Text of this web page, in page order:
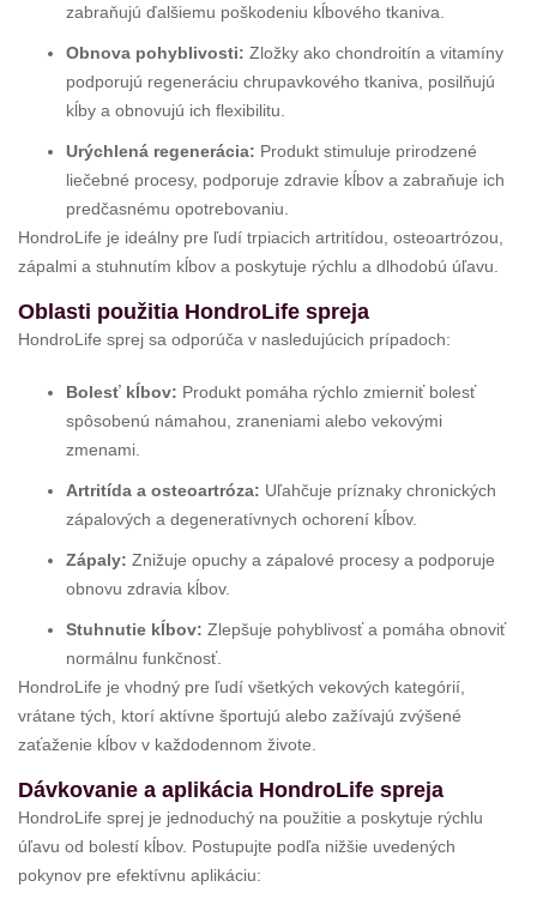
zabraňujú ďalšiemu poškodeniu kĺbového tkaniva.
Obnova pohyblivosti: Zložky ako chondroitín a vitamíny
podporujú regeneráciu chrupavkového tkaniva, posilňujú
kĺby a obnovujú ich flexibilitu.
Urýchlená regenerácia: Produkt stimuluje prirodzené
liečebné procesy, podporuje zdravie kĺbov a zabraňuje ich
predčasnému opotrebovaniu.
HondroLife je ideálny pre ľudí trpiacich artritídou, osteoartrózou,
zápalmi a stuhnutím kĺbov a poskytuje rýchlu a dlhodobú úľavu.
Oblasti použitia HondroLife spreja
HondroLife sprej sa odporúča v nasledujúcich prípadoch:
Bolesť kĺbov: Produkt pomáha rýchlo zmierniť bolesť
spôsobenú námahou, zraneniami alebo vekovými
zmenami.
Artritída a osteoartróza: Uľahčuje príznaky chronických
zápalových a degeneratívnych ochorení kĺbov.
Zápaly: Znižuje opuchy a zápalové procesy a podporuje
obnovu zdravia kĺbov.
Stuhnutie kĺbov: Zlepšuje pohyblivosť a pomáha obnoviť
normálnu funkčnosť.
HondroLife je vhodný pre ľudí všetkých vekových kategórií,
vrátane tých, ktorí aktívne športujú alebo zažívajú zvýšené
zaťaženie kĺbov v každodennom živote.
Dávkovanie a aplikácia HondroLife spreja
HondroLife sprej je jednoduchý na použitie a poskytuje rýchlu
úľavu od bolestí kĺbov. Postupujte podľa nižšie uvedených
pokynov pre efektívnu aplikáciu: